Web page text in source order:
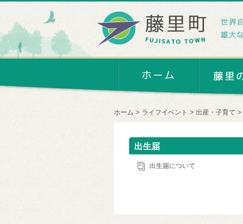
ホーム ライフイベント 出産・子育て
出生届
出生届について